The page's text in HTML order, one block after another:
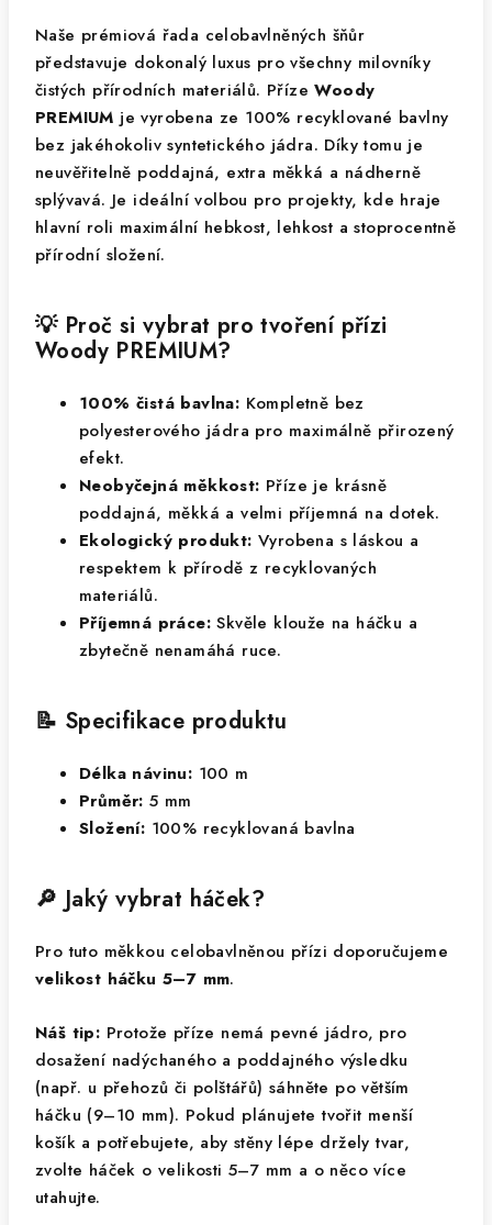
Naše prémiová řada celobavlněných šňůr
představuje dokonalý luxus pro všechny milovníky
čistých přírodních materiálů. PřízeWoody
PREMIUM je vyrobena ze 100% recyklované bavlny
bez jakéhokoliv syntetického jádra. Díky tomu je
neuvěřitelně poddajná, extra měkká a nádherně
splývavá. Je ideální volbou pro projekty, kde hraje
hlavní roli maximální hebkost, lehkost a stoprocentně
přírodní složení.
💡 Proč si vybrat pro tvoření přízi
Woody PREMIUM?
100% čistá bavlna: Kompletně bez
polyesterového jádra pro maximálně přirozený
efekt.
Neobyčejná měkkost: Příze je krásně
poddajná, měkká a velmi příjemná na dotek.
Ekologický produkt: Vyrobena s láskou a
respektem k přírodě z recyklovaných
materiálů.
Příjemná práce: Skvěle klouže na háčku a
zbytečně nenamáhá ruce.
📝 Specifikace produktu
Délka návinu: 100 m
Průměr: 5 mm
Složení: 100% recyklovaná bavlna
🔎 Jaký vybrat háček?
Pro tuto měkkou celobavlněnou přízi doporučujeme
velikost háčku 5–7 mm.
Náš tip: Protože příze nemá pevné jádro, pro
dosažení nadýchaného a poddajného výsledku
(např. u přehozů či polštářů) sáhněte po větším
háčku (9–10 mm). Pokud plánujete tvořit menší
košík a potřebujete, aby stěny lépe držely tvar,
zvolte háček o velikosti 5–7 mm a o něco více
utahujte.